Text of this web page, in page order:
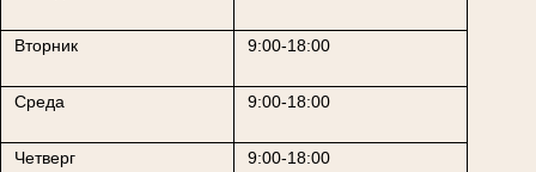
Вторник 9:00-18:00
Среда 9:00-18:00
Четверг 9:00-18:00